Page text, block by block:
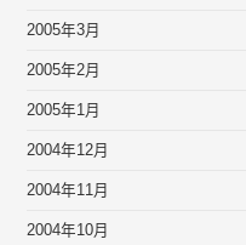
2005年3月
2005年2月
2005年1月
2004年12月
2004年11月
2004年10月